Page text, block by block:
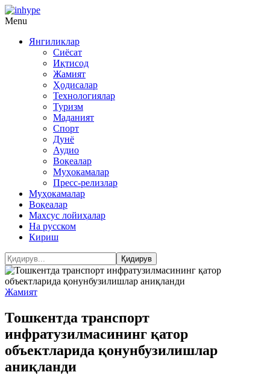
Menu
Янгиликлар
Сиёсат
Иқтисод
Жамият
Ҳодисалар
Технологиялар
Туризм
Маданият
Спорт
Дунё
Аудио
Воқеалар
Муҳокамалар
Пресс-релизлар
Муҳокамалар
Воқеалар
Махсус лойиҳалар
На русском
Кириш
Жамият
Тошкентда транспорт
инфратузилмасининг қатор
объектларида қонунбузилишлар
аниқланди